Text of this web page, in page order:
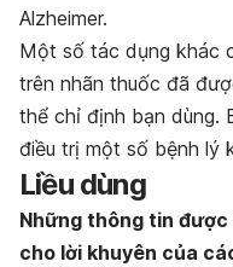
Alzheimer.
Một số tác dụng khác
trên nhãn thuốc đã
thể chỉ định bạn dùng.
điều trị một số bệnh lý
Liều dùng
Những thông tin
cho lời khuyên của